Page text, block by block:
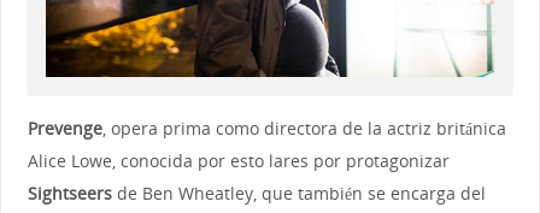
Prevenge, opera prima como directora de la actriz británica
Alice Lowe, conocida por esto lares por protagonizar
Sightseersde Ben Wheatley, que también se encarga del